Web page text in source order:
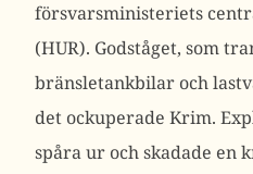
försvarsministeriets
(HUR). Godståget, som
bränsletankbilar och
det ockuperade Krim.
spåra ur och skadade en